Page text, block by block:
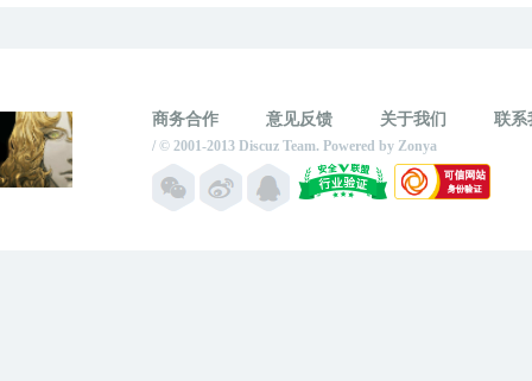
商务合作 意见反馈 关于我们 联系
/ © 2001-2013 Discuz Team. Powered by Zonya